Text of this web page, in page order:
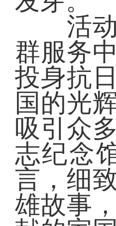
活动
群服务
投身抗
国的光
吸引众
志纪念
言，细
雄故事